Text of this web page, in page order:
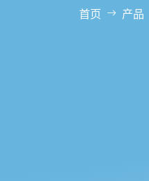
首页 产品